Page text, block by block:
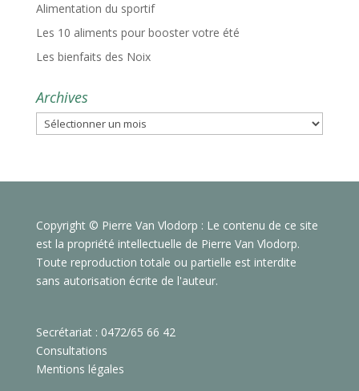
Alimentation du sportif
Les 10 aliments pour booster votre été
Les bienfaits des Noix
Archives
Archives
Copyright © Pierre Van Vlodorp : Le contenu de ce site
est la propriété intellectuelle de Pierre Van Vlodorp.
Toute reproduction totale ou partielle est interdite
sans autorisation écrite de l'auteur.
Secrétariat : 0472/65 66 42
Consultations
Mentions légales